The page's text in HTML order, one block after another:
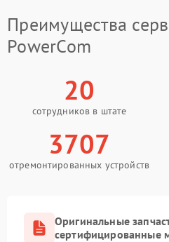
Преимущества
PowerCom
20
сотрудников в штате
3707
отремонтированных устройств
Оригинальные
сертифицированные